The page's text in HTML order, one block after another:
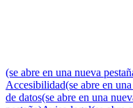
(se abre en una nueva
Accesibilidad(se abre en
de datos(se abre en una